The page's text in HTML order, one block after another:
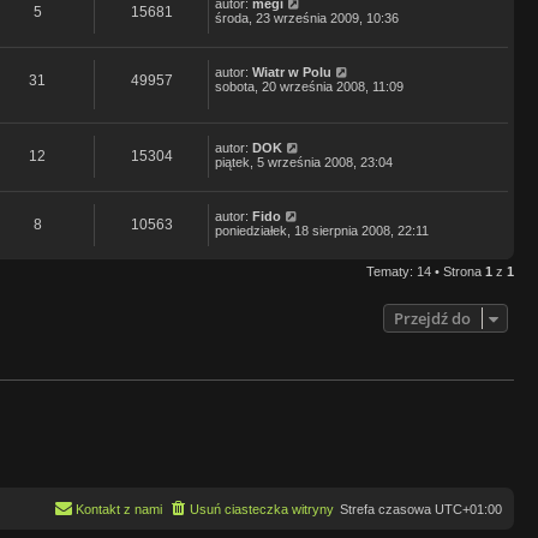
5 15681 autor: megi
środa, 23 września 2009, 10:36
31 49957 autor: Wiatr w Polu
sobota, 20 września 2008, 11:09
12 15304 autor: DOK
piątek, 5 września 2008, 23:04
8 10563 autor: Fido
poniedziałek, 18 sierpnia 2008, 22:11
Tematy: 14 • Strona 1 z 1
Przejdź do
Strefa czasowa UTC+01:00
Usuń ciasteczka witryny
Kontakt z nami